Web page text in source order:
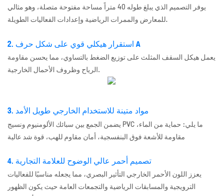
يوفر التصميم الذي يبلغ طوله 40 متراً مساحة مفتوحة متصلة، وهو مثالي
للمعارض والممرات الرياضية وإعدادات الفعاليات الطويلة.
2. استقرار هيكلي قوي على شكل حرف A
يعمل هيكل السقف المثلث على توزيع الضغط بالتساوي، مما يحسن مقاومة
الرياح وظروف الأحمال الخارجية.
3. مواد متينة للاستخدام الخارجي طويل الأمد
يضمن الجمع بين سبائك الألومنيوم ونسيج PVC ما يلي: حماية من الماء،
مقاومة للأشعة فوق البنفسجية، أمان مقاوم للهب، قوة شد عالية
4. تصميم أحمر عالي الوضوح للعلامة التجارية
يعزز اللون الأحمر الخارجي التأثير البصري، مما يجعله مناسبًا للفعاليات
الترويجية والمسابقات الرياضية والتجمعات العامة حيث يكون الظهور